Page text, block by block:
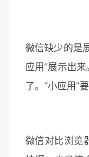
微信缺少的是
应用”展示出
了。“小应用”
微信对比浏览